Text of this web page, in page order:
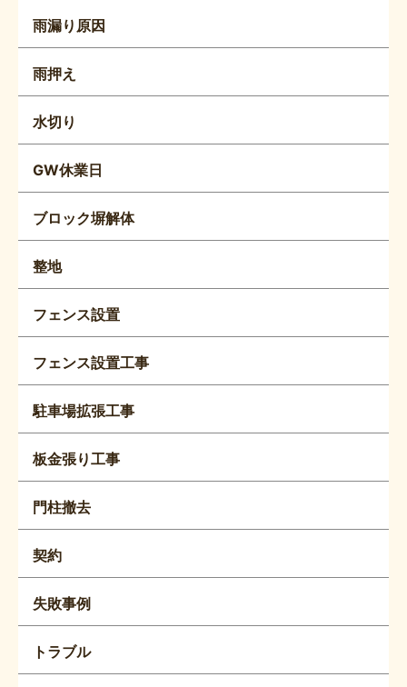
雨漏り原因
雨押え
水切り
GW休業日
ブロック塀解体
整地
フェンス設置
フェンス設置工事
駐車場拡張工事
板金張り工事
門柱撤去
契約
失敗事例
トラブル